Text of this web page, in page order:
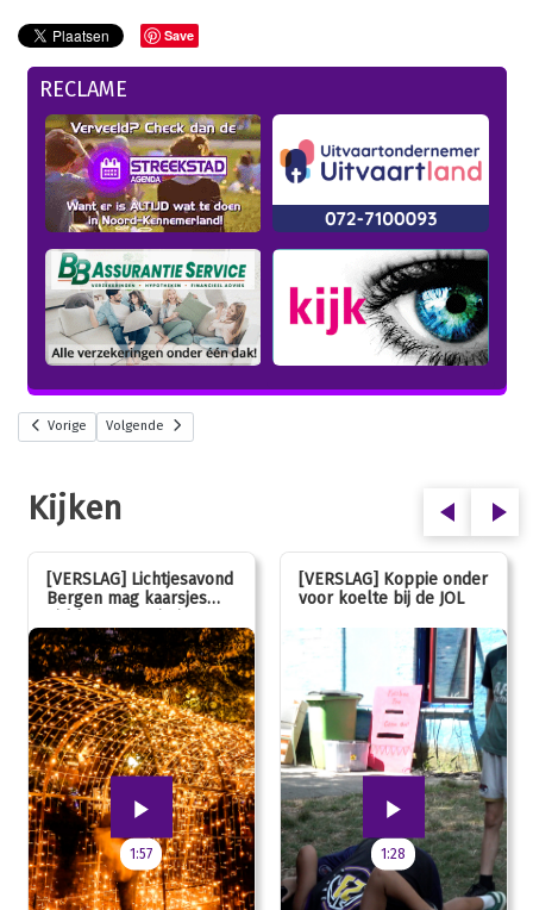
Save
RECLAME
Vorige Volgende
Kijken
[VERSLAG] Lichtjesavond
Bergen mag kaarsjes
jubileum!
1:57
[VERSLAG] Koppie onder
voor koelte bij de JOL
1:28